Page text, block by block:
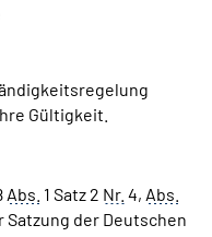
Gültigkeit.
Abs. 1 Satz 2 Nr. 4, Abs.
Satzung der Deutschen